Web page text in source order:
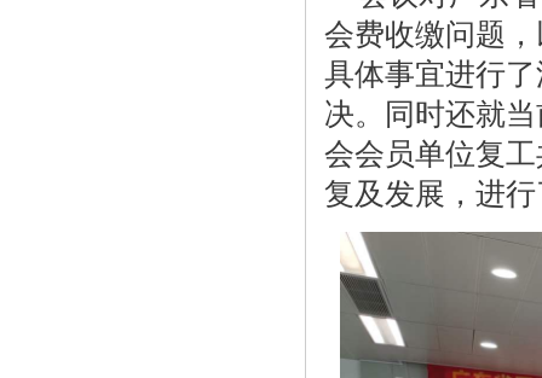
会费收缴问题
具体事宜进行
决。同时还就
会会员单位复
复及发展，进